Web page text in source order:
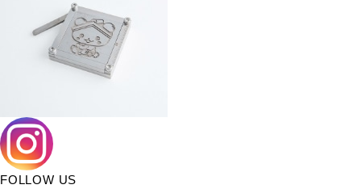
FOLLOW US